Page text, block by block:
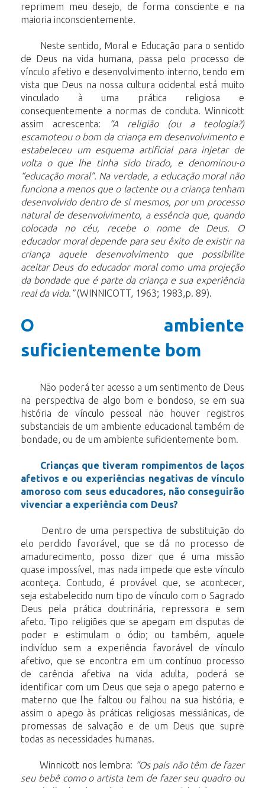
reprimem meu desejo, de forma consciente e na
maioria inconscientemente.
Neste sentido, Moral e Educação para o sentido
de Deus na vida humana, passa pelo processo de
vínculo afetivo e desenvolvimento interno, tendo em
vista que Deus na nossa cultura ocidental está muito
vinculado à uma prática religiosa e
consequentemente a normas de conduta. Winnicott
assim acrescenta:
“A religião (ou a teologia?)
escamoteou o bom da criança em desenvolvimento e
estabeleceu um esquema artificial para injetar de
volta o que lhe tinha sido tirado, e denominou-o
“educação moral”. Na verdade, a educação moral não
funciona a menos que o lactente ou a criança tenham
desenvolvido dentro de si mesmos, por um processo
natural de desenvolvimento, a essência que, quando
colocada no céu, recebe o nome de Deus. O
educador moral depende para seu êxito de existir na
criança aquele desenvolvimento que possibilite
aceitar Deus do educador moral como uma projeção
da bondade que é parte da criança e sua experiência
real da vida.”(WINNICOTT, 1963; 1983,p. 89).
O ambiente
suficientemente bom
Não poderá ter acesso a um sentimento de Deus
na perspectiva de algo bom e bondoso, se em sua
história de vínculo pessoal não houver registros
substanciais de um ambiente educacional também de
bondade, ou de um ambiente suficientemente bom.
Crianças que tiveram rompimentos de laços
afetivos e ou experiências negativas de vínculo
amoroso com seus educadores, não conseguirão
vivenciar a experiência com Deus?
Dentro de uma perspectiva de substituição do
elo perdido favorável, que se dá no processo de
amadurecimento, posso dizer que é uma missão
quase impossível, mas nada impede que este vínculo
aconteça. Contudo, é provável que, se acontecer,
seja estabelecido num tipo de vínculo com o Sagrado
Deus pela prática doutrinária, repressora e sem
afeto. Tipo religiões que se apegam em disputas de
poder e estimulam o ódio; ou também, aquele
indivíduo sem a experiência favorável de vínculo
afetivo, que se encontra em um contínuo processo
de carência afetiva na vida adulta, poderá se
identificar com um Deus que seja o apego paterno e
materno que lhe faltou ou falhou na sua história, e
assim o apego às práticas religiosas messiânicas, de
promessas de salvação e de um Deus que supre
todas as necessidades humanas.
Winnicott nos lembra: “Os pais não têm de fazer
seu bebê como o artista tem de fazer seu quadro ou